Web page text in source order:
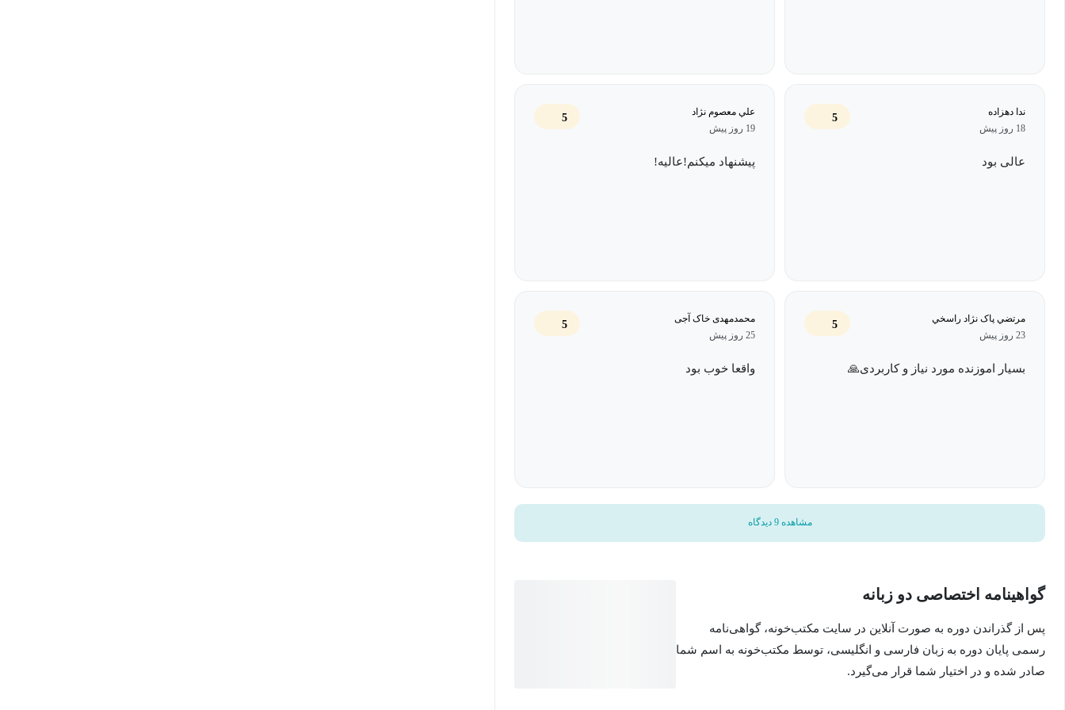
ندا دهزاده
18 روز پیش
5
عالی بود
علي معصوم نژاد
19 روز پیش
5
پیشنهاد میکنم!عالیه!
مرتضي پاک نژاد راسخي
23 روز پیش
5
بسیار اموزنده مورد نیاز و کاربردی🙏
محمدمهدی خاک آجی
25 روز پیش
5
واقعا خوب بود
مشاهده 9 دیدگاه
گواهینامه اختصاصی دو زبانه
پس از گذراندن دوره به صورت آنلاین در سایت مکتب‌خونه، گواهی‌نامه
رسمی پایان دوره به زبان فارسی و انگلیسی، توسط مکتب‌خونه به اسم شما
صادر شده و در اختیار شما قرار می‌گیرد.